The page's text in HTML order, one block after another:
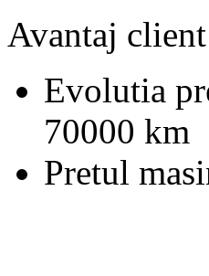
Avantaj
Evolutia
70000 km
Pretul